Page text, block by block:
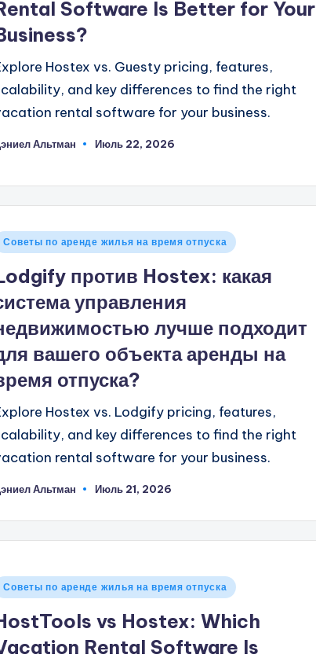
Software Is Better for Your
Hostex vs. Guesty pricing, features,
and key differences to find the right
rental software for your business.
Альтман Июль 22, 2026
Советы по аренде жилья на время отпуска
против Hostex: какая
управления
лучше подходит
вашего объекта аренды на
отпуска?
Hostex vs. Lodgify pricing, features,
and key differences to find the right
rental software for your business.
Альтман Июль 21, 2026
Советы по аренде жилья на время отпуска
vs Hostex: Which
Rental Software Is